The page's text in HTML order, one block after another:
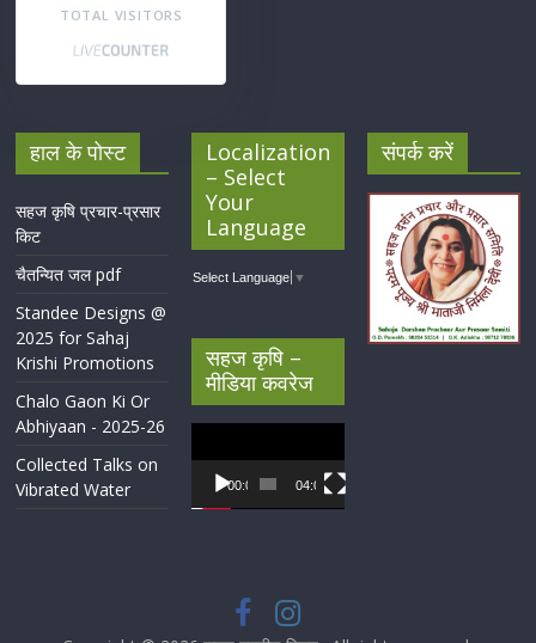
TOTAL VISITORS
हाल के पोस्ट
सहज कृषि प्रचार-प्रसार
किट
चैतन्यित जल pdf
Standee Designs @
2025 for Sahaj
Krishi Promotions
Chalo Gaon Ki Or
Abhiyaan - 2025-26
Collected Talks on
Vibrated Water
Localization
– Select
Your
Language
Select Language ▼
सहज कृषि –
मीडिया कवरेज
Player
00:00 04:07
संपर्क करें